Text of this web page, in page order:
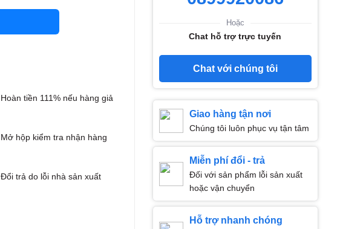
Hoặc
Chat hỗ trợ trực tuyến
Chat với chúng tôi
Giao hàng tận nơi
Chúng tôi luôn phục vụ tận tâm
Miễn phí đổi - trả
Đối với sản phẩm lỗi sản xuất
hoặc vận chuyển
Hỗ trợ nhanh chóng
Hoàn tiền 111% nếu hàng giả
Mở hộp kiểm tra nhận hàng
Đổi trả do lỗi nhà sản xuất